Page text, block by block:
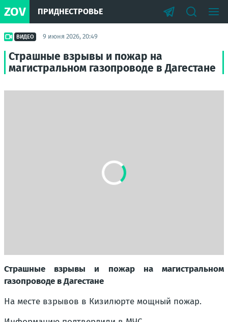
ZOV ПРИДНЕСТРОВЬЕ
ВИДЕО 9 июня 2026, 20:49
Страшные взрывы и пожар на
магистральном газопроводе в Дагестане
Страшные взрывы и пожар на магистральном
газопроводе в Дагестане
На месте взрывов в Кизилюрте мощный пожар.